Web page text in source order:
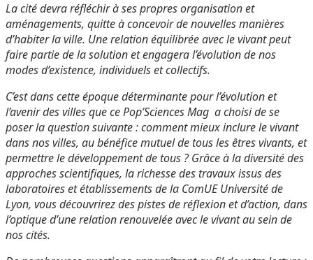
La cité devra réfléchir à ses propres organisation et
aménagements, quitte à concevoir de nouvelles manières
d’habiter la ville. Une relation équilibrée avec le vivant peut
faire partie de la solution et engagera l’évolution de nos
modes d’existence, individuels et collectifs.
C’est dans cette époque déterminante pour l’évolution et
l’avenir des villes que ce Pop’Sciences Mag a choisi de se
poser la question suivante : comment mieux inclure le vivant
dans nos villes, au bénéfice mutuel de tous les êtres vivants, et
permettre le développement de tous ? Grâce à la diversité des
approches scientifiques, la richesse des travaux issus des
laboratoires et établissements de la ComUE Université de
Lyon, vous découvrirez des pistes de réflexion et d’action, dans
l’optique d’une relation renouvelée avec le vivant au sein de
nos cités.